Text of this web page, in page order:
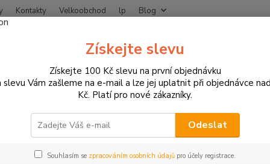
Kontakty Velkoobchod lp Blog
Hledat
Motodoplňky a příslušenství Proužky na ráfky Fluorescentní proužky
proužky na ráfky
a velikosti ráfku
Získejte slevu
Získejte 100 Kč slevu na první objednávku
slevu Vám zašleme na e-mail a lze jej uplatnit při objednávce
Kč. Platí pro nové zákazníky.
Odeslat
Souhlasím se zpracováním osobních údajů pro účely registrace.